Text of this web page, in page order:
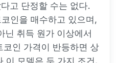
고 단정할 수는 없다.
인을 매수하고 있으며,
닌 취득 원가 이상에서
인 가격이 반등하면 상
이 모델은 두 가지 조건,